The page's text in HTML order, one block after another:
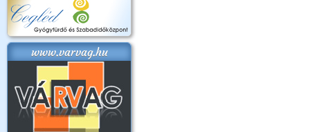
www.varvag.hu